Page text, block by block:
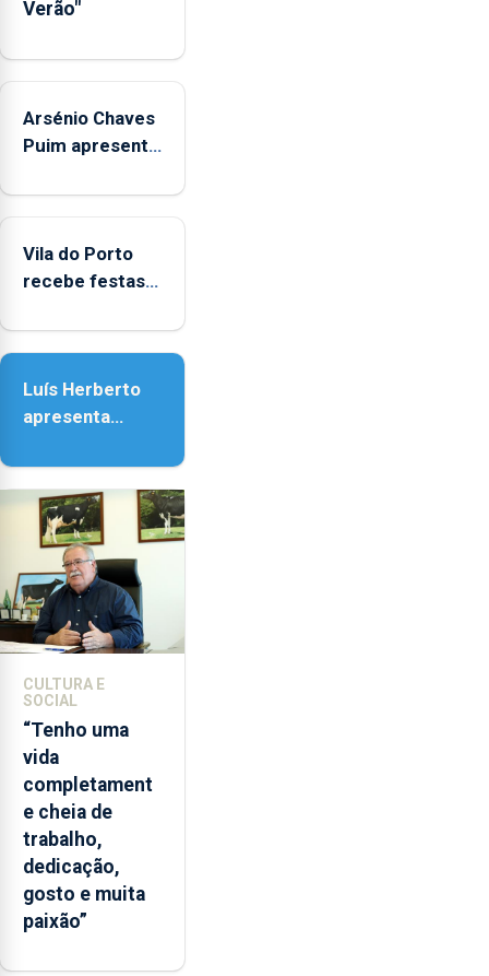
Verão"
Arsénio Chaves
Puim apresenta
Biblioteca de
Vila do Porto
recebe festas
Nossa Senhora
Luís Herberto
apresenta
Paisagem’
CULTURA E
SOCIAL
“Tenho uma
vida
completament
e cheia de
trabalho,
dedicação,
gosto e muita
paixão”